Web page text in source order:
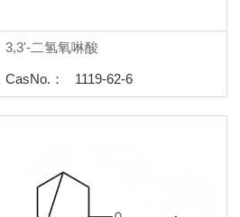
3,3'-二氢氧啉酸
CasNo.： 1119-62-6